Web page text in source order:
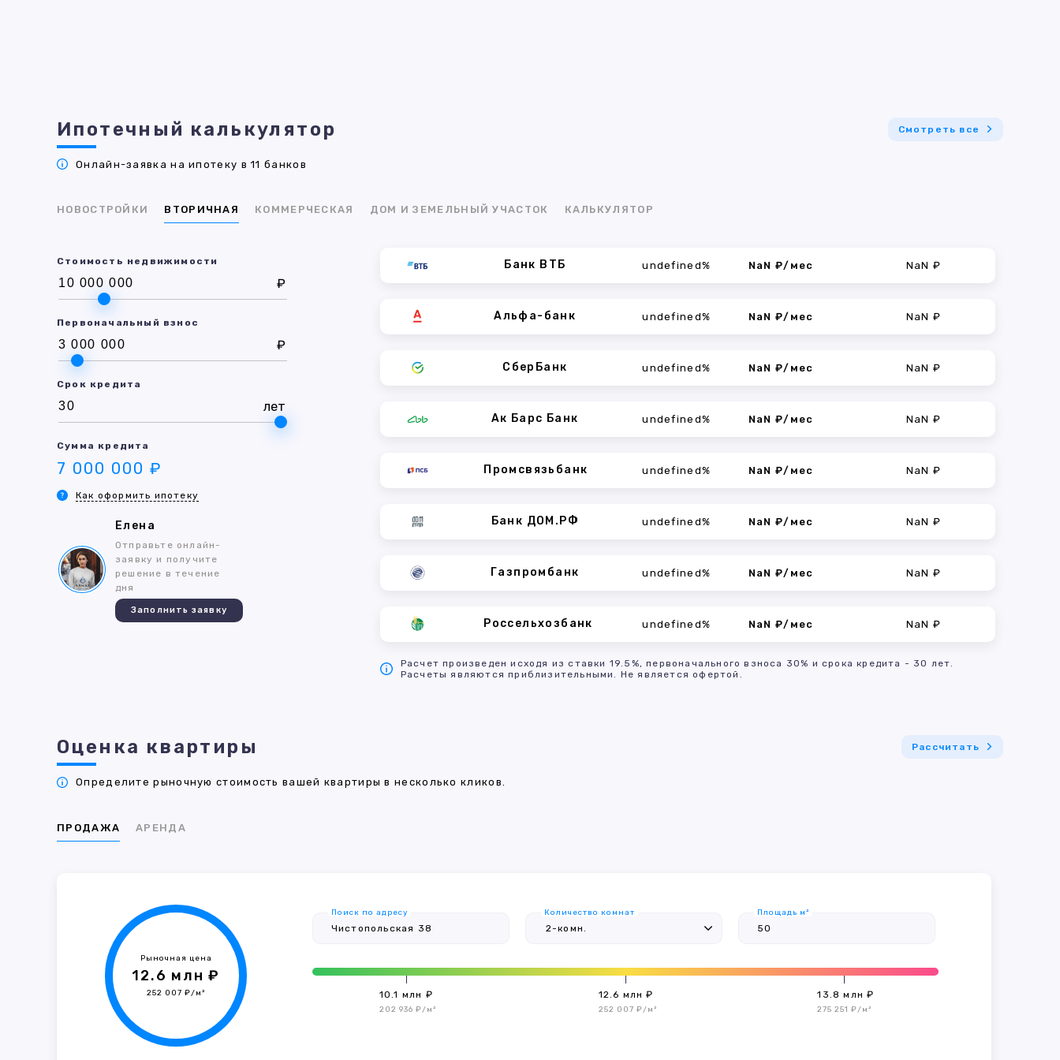
Ипотечный калькулятор Смотреть все
Онлайн-заявка на ипотеку в 11 банков
НОВОСТРОЙКИ ВТОРИЧНАЯ КОММЕРЧЕСКАЯ ДОМ И ЗЕМЕЛЬНЫЙ УЧАСТОК КАЛЬКУЛЯТОР
Стоимость недвижимости
₽
Первоначальный взнос
₽
Срок кредита
лет
Сумма кредита
7 000 000 ₽
Как оформить ипотеку
Елена
Отправьте онлайн-
заявку и получите
решение в течение
дня
Заполнить заявку
Банк ВТБ undefined% NaN ₽/мес NaN ₽
Альфа-банк undefined% NaN ₽/мес NaN ₽
СберБанк undefined% NaN ₽/мес NaN ₽
Ак Барс Банк undefined% NaN ₽/мес NaN ₽
Промсвязьбанк undefined% NaN ₽/мес NaN ₽
Банк ДОМ.РФ undefined% NaN ₽/мес NaN ₽
Газпромбанк undefined% NaN ₽/мес NaN ₽
Россельхозбанк undefined% NaN ₽/мес NaN ₽
Расчет произведен исходя из ставки 19.5%, первоначального взноса 30% и срока кредита - 30 лет.
Расчеты являются приблизительными. Не является офертой.
Оценка квартиры Рассчитать
Определите рыночную стоимость вашей квартиры в несколько кликов.
ПРОДАЖА АРЕНДА
Рыночная цена
12.6 млн ₽
252 007 ₽/м²
Поиск по адресу Количество комнат Площадь м²
10.1 млн ₽
202 936 ₽/м²
12.6 млн ₽
252 007 ₽/м²
13.8 млн ₽
275 251 ₽/м²